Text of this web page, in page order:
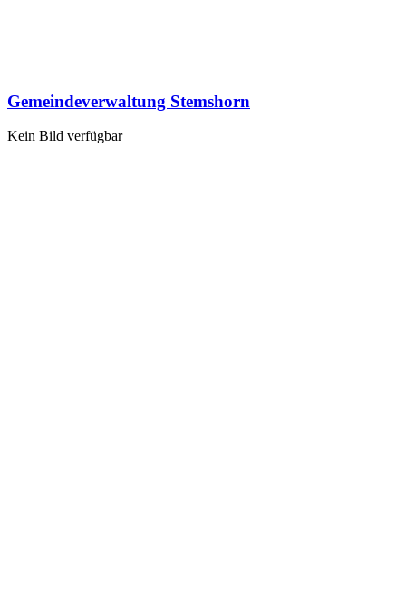
Gemeindeverwaltung Stemshorn
Kein Bild verfügbar